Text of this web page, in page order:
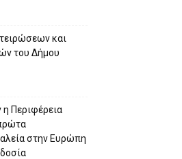
και
του Δήμου
Περιφέρεια
στην Ευρώπη